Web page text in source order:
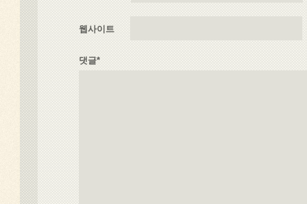
웹사이트
댓글*